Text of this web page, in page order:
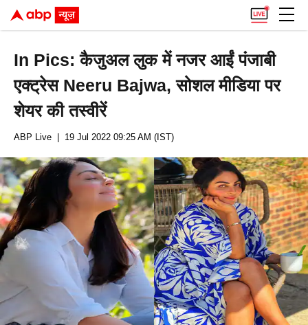
In Pics: कैजुअल लुक में नजर आईं पंजाबी
एक्ट्रेस Neeru Bajwa, सोशल मीडिया पर
शेयर की तस्वीरें
ABP Live | 19 Jul 2022 09:25 AM (IST)